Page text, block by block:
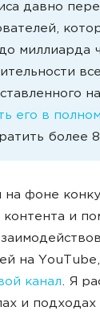
давно
миллиарда
его в
более
фоне
и
на
канал. Я
и подходах